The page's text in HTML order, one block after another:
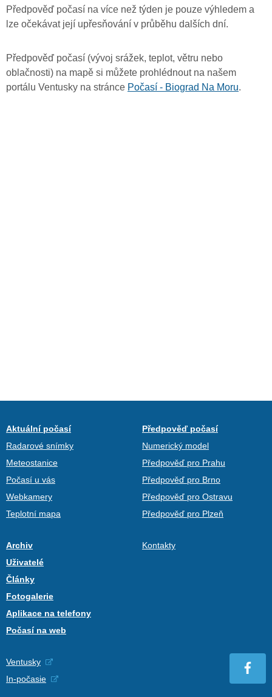
Předpověď počasí na více než týden je pouze výhledem a
lze očekávat její upřesňování v průběhu dalších dní.
Předpověď počasí (vývoj srážek, teplot, větru nebo
oblačnosti) na mapě si můžete prohlédnout na našem
portálu Ventusky na stránce Počasí - Biograd Na Moru.
Aktuální počasí
Radarové snímky
Meteostanice
Počasí u vás
Webkamery
Teplotní mapa
Předpověď počasí
Numerický model
Předpověď pro Prahu
Předpověď pro Brno
Předpověď pro Ostravu
Předpověď pro Plzeň
Archiv
Uživatelé
Články
Fotogalerie
Aplikace na telefony
Počasí na web
Kontakty
Ventusky
In-počasie